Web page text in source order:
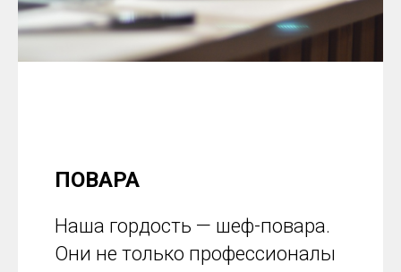
ПОВАРА
Наша гордость — шеф-повара.
Они не только профессионалы